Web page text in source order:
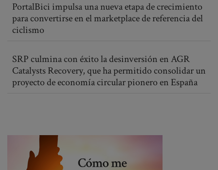
PortalBici impulsa una nueva etapa de crecimiento
para convertirse en el marketplace de referencia del
ciclismo
SRP culmina con éxito la desinversión en AGR
Catalysts Recovery, que ha permitido consolidar un
proyecto de economía circular pionero en España